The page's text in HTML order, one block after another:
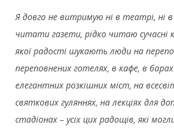
Я довго не витримую ні в театрі, ні
читати газети, рідко читаю сучасні
якої радості шукають люди на
переповнених готелях, в кафе, в барах
елегантних розкішних міст, на
святкових гуляннях, на лекціях для
стадіонах – усіх цих радощів, які